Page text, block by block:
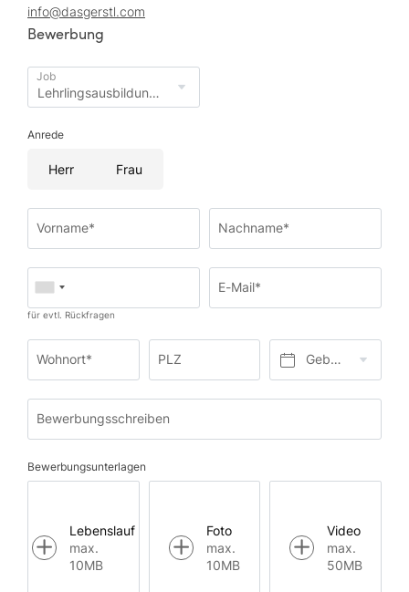
info@dasgerstl.com
Bewerbung
Job
Anrede
Herr Frau
Vorname* Nachname*
für evtl. Rückfragen
E-Mail*
Wohnort* PLZ Geburtsdatum*
Bewerbungsschreiben
Bewerbungsunterlagen
Lebenslauf
max.
10MB
Foto
max.
10MB
Video
max.
50MB